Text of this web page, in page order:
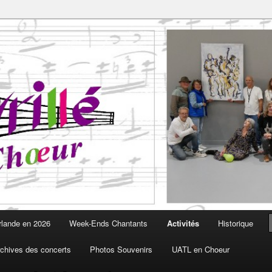
est fait pour vous
en 2026 Week-Ends Chantants Activités Historique
des concerts Photos Souvenirs UATL en Choeur